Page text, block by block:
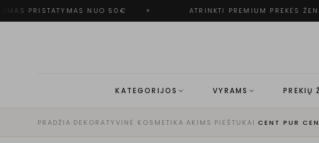
PRISTATYMAS NUO 50€ ATRINKTI PREMIUM PREKĖS
KATEGORIJOS VYRAMS PREKIŲ
PRADŽIA·DEKORATYVINĖ KOSMETIKA·AKIMS ·PIEŠTUKAI ·